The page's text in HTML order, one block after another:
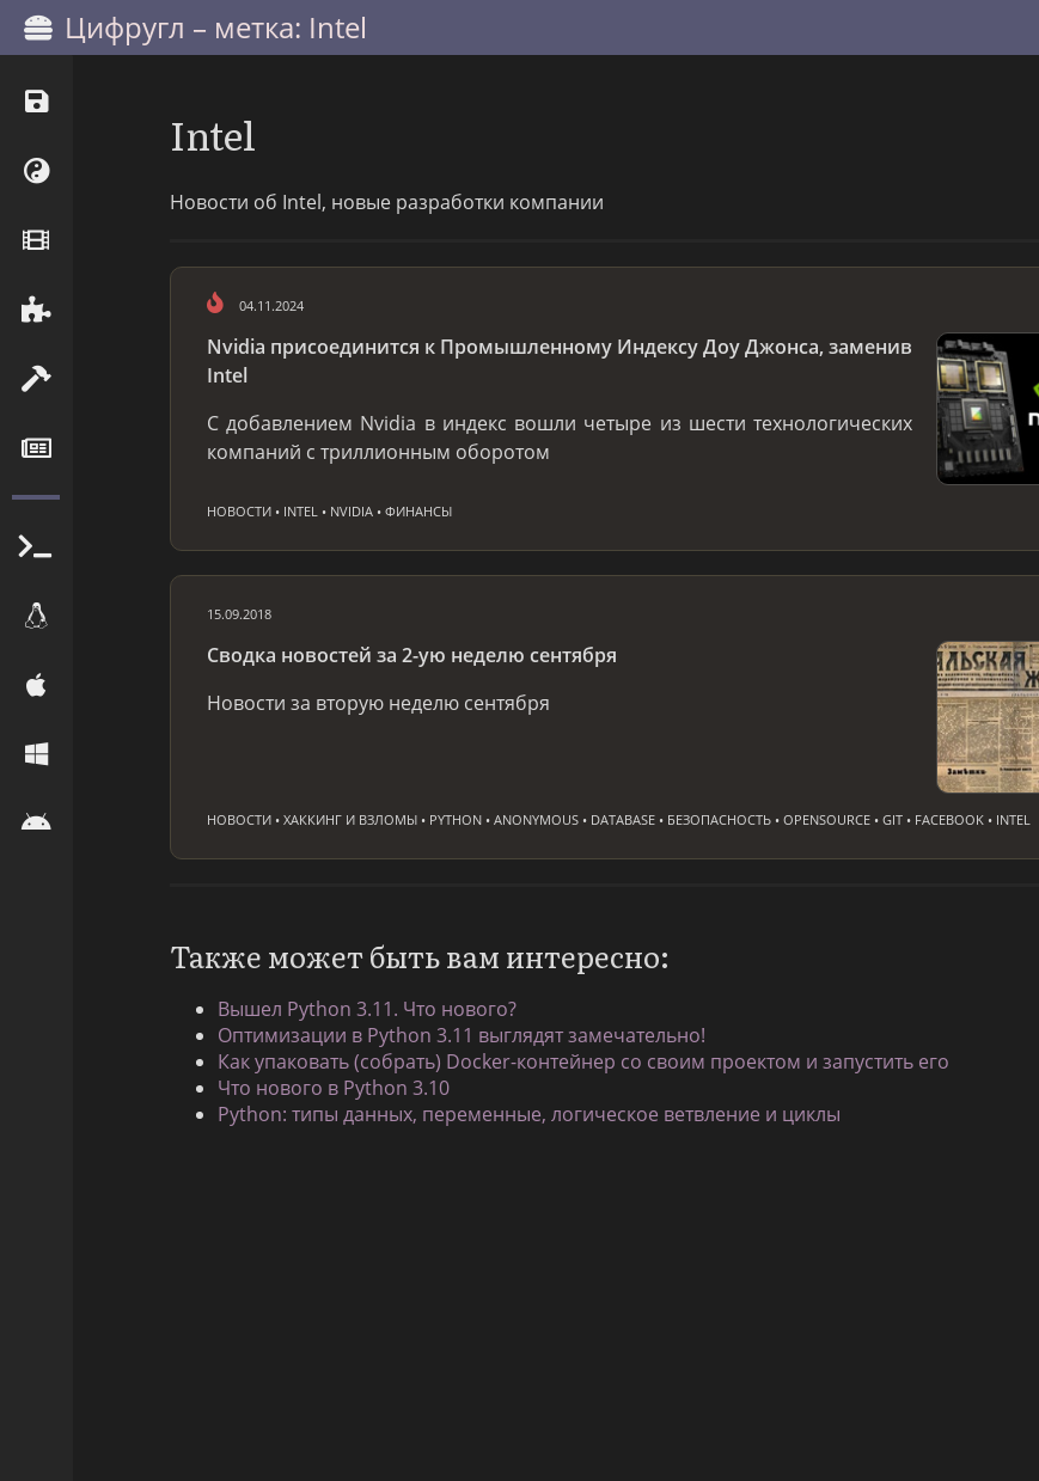
Цифругл – метка: Intel
Intel
Новости об Intel, новые разработки компании
04.11.2024
Nvidia присоединится к Промышленному Индексу Доу Джонса, заменив
Intel
С добавлением Nvidia в индекс вошли четыре из шести технологических
компаний с триллионным оборотом
НОВОСТИ • INTEL • NVIDIA • ФИНАНСЫ
15.09.2018
Сводка новостей за 2-ую неделю сентября
Новости за вторую неделю сентября
НОВОСТИ • ХАККИНГ И ВЗЛОМЫ • PYTHON • ANONYMOUS • DATABASE • БЕЗОПАСНОСТЬ • OPENSOURCE • GIT • FACEBOOK • INTEL
Также может быть вам интересно:
Вышел Python 3.11. Что нового?
Оптимизации в Python 3.11 выглядят замечательно!
Как упаковать (собрать) Docker-контейнер со своим проектом и запустить его
Что нового в Python 3.10
Python: типы данных, переменные, логическое ветвление и циклы